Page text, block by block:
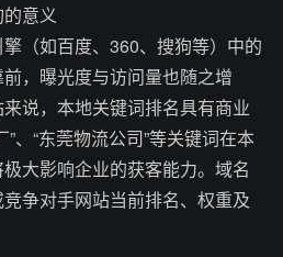
意义
（如百度、360、搜狗等）中的
，曝光度与访问量也随之增
说，本地关键词排名具有商业
、“东莞物流公司”等关键词在本
大影响企业的获客能力。域名
争对手网站当前排名、权重及